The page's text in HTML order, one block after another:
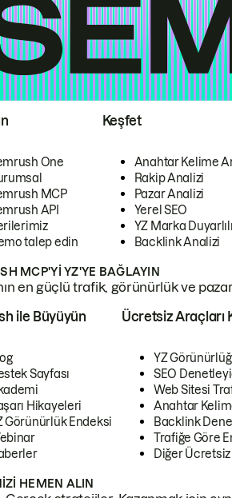
One
MCP
API
talep edin
Keşfet
Anahtar Kelime
Rakip Analizi
Pazar Analizi
Yerel SEO
YZ Marka
Backlink Analizi
MCP'YI YZ'YE BAĞLAYIN
en güçlü trafik, görünürlük ve
ile Büyüyün
Sayfası
Hikayeleri
Görünürlük Endeksi
Ücretsiz Araçları
YZ
SEO
Web Sitesi
Anahtar
Backlink
Trafiğe Göre
Diğer
HEMEN ALIN